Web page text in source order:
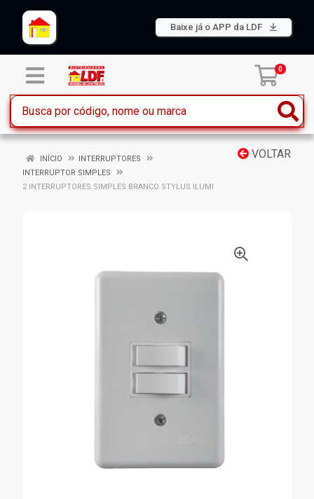
Baixe já o APP da LDF
0
VOLTAR
INÍCIO
INTERRUPTORES
INTERRUPTOR SIMPLES
2 INTERRUPTORES SIMPLES BRANCO STYLUS ILUMI